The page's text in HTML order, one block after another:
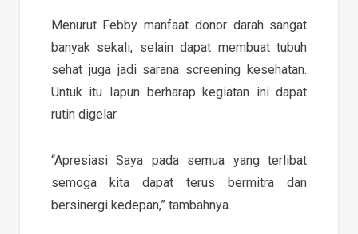
Menurut Febby manfaat donor darah sangat
banyak sekali, selain dapat membuat tubuh
sehat juga jadi sarana screening kesehatan.
Untuk itu Iapun berharap kegiatan ini dapat
rutin digelar.
“Apresiasi Saya pada semua yang terlibat
semoga kita dapat terus bermitra dan
bersinergi kedepan,” tambahnya.